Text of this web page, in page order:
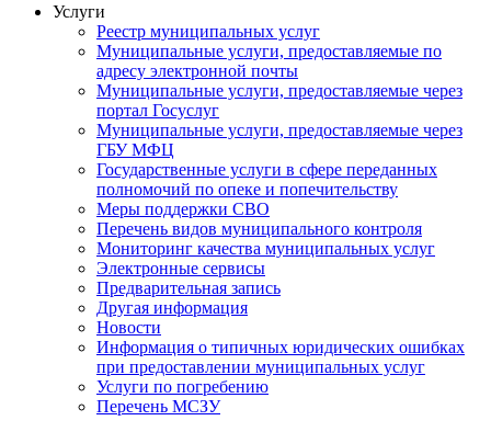
Услуги
Реестр муниципальных услуг
Муниципальные услуги, предоставляемые по
адресу электронной почты
Муниципальные услуги, предоставляемые через
портал Госуслуг
Муниципальные услуги, предоставляемые через
ГБУ МФЦ
Государственные услуги в сфере переданных
полномочий по опеке и попечительству
Меры поддержки СВО
Перечень видов муниципального контроля
Мониторинг качества муниципальных услуг
Электронные сервисы
Предварительная запись
Другая информация
Новости
Информация о типичных юридических ошибках
при предоставлении муниципальных услуг
Услуги по погребению
Перечень МСЗУ